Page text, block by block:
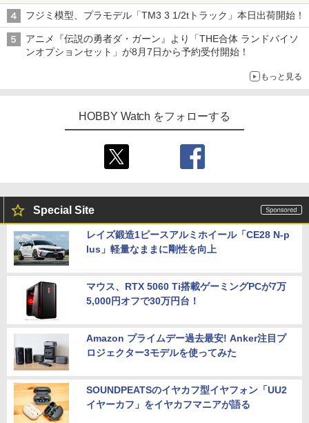
フジミ模型、プラモデル「TM3 3 1/2tトラック」本日出荷開始！
アニメ『伝説の勇者ダ・ガーン』より「THE合体 ランドバイソ
ンオプションセット」が8月7日から予約受付開始！
もっと見る
HOBBY Watch をフォローする
Special Site
レイズ鍛造1ピースアルミホイール「CE28 N-p
lus」軽量なままに剛性を向上
マウス、RTX 5060 Ti搭載ゲーミングPCが7万
5,000円オフで30万円台！
Amazon プライムデー過去最安! Anker注目プ
ロジェクター3モデルを使ってみた
SOUNDPEATSのイヤカフ型イヤフォン「UU2
イヤーカフ」をイヤカフマニアが語る